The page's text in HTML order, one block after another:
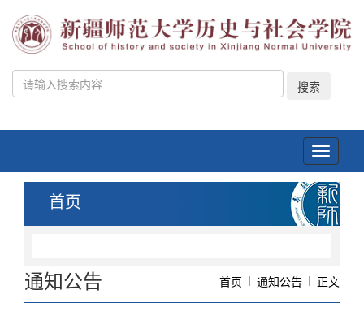
搜索
Toggle
首页
通知公告 首页 通知公告 正文